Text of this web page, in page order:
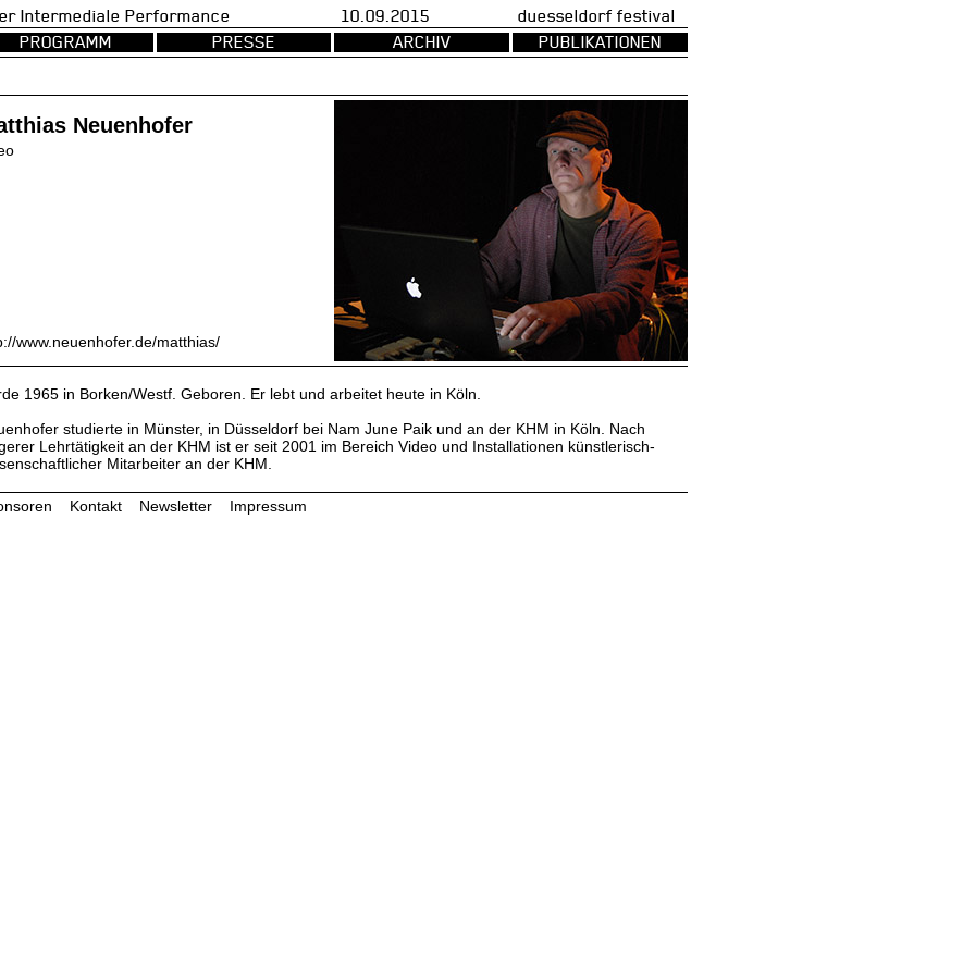
fuer Intermediale Performance 10.09.2015 duesseldorf festival
PROGRAMM
PRESSE ARCHIV PUBLIKATIONEN
Neuenhofer
www.neuenhofer.de/matthias/
1965 in Borken/Westf. Geboren. Er lebt und arbeitet heute in Köln.
studierte in Münster, in Düsseldorf bei Nam June Paik und an der KHM in Köln. Nach
Lehrtätigkeit an der KHM ist er seit 2001 im Bereich Video und Installationen künstlerisch-
Mitarbeiter an der KHM.
Kontakt Newsletter Impressum